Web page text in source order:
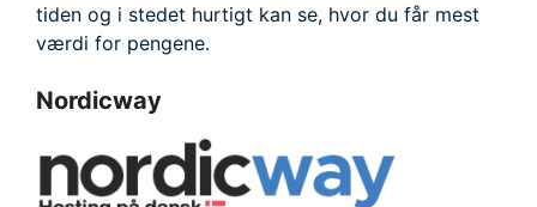
tiden og i stedet hurtigt kan se, hvor du får mest
værdi for pengene.
Nordicway​